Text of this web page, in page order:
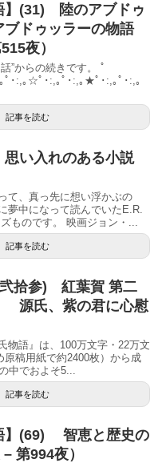
】(31) 陸のアブドゥ
ブドゥッラーの物語
夜）
”からの続きです。 ﾟ
･:,｡☆ﾟ･:,｡ﾟ･:,｡★ﾟ･:,｡ﾟ･:,｡
記事を読む
思い入れのある小説
て、真っ先に想い浮かぶの
夢中になって読んでいたE.R.
ものです。 映画ジョン・...
記事を読む
弐拾参) 紅葉賀 第二
氏、紫の君に心慰
物語』は、100万文字・22万文
原稿用紙で約2400枚）から成
中でおよそ5...
記事を読む
】(69) 智恵と歴史の
第994夜）